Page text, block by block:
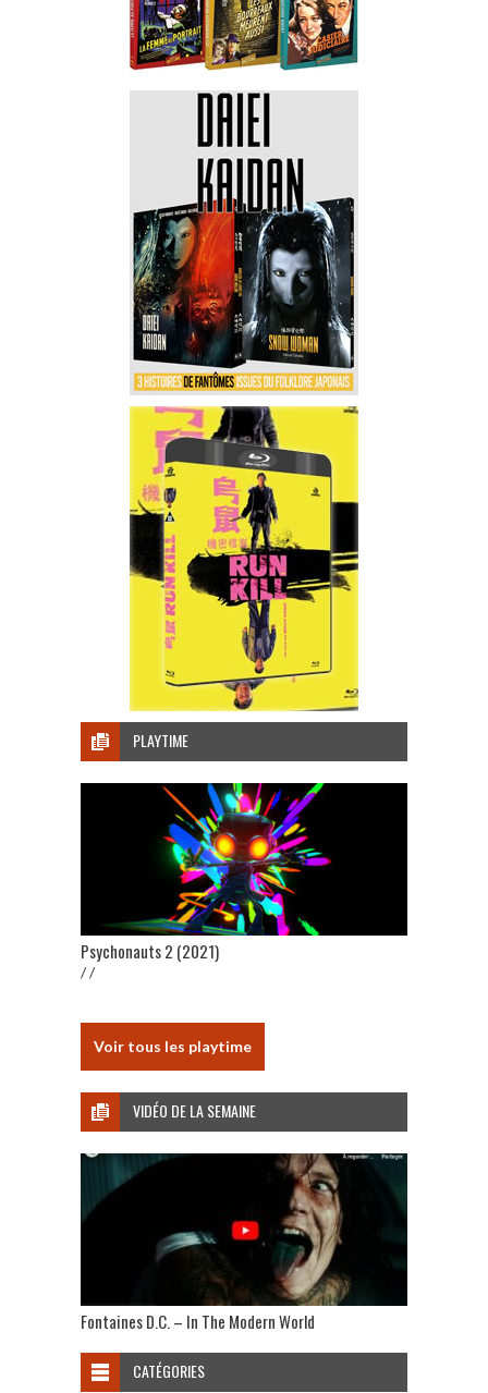
PLAYTIME
Psychonauts 2 (2021)
/ /
Voir tous les playtime
VIDÉO DE LA SEMAINE
Fontaines D.C. – In The Modern World
CATÉGORIES